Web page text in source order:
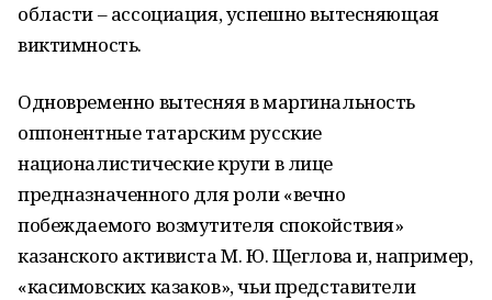
области – ассоциация, успешно вытесняющая
виктимность.
Одновременно вытесняя в маргинальность
оппонентные татарским русские
националистические круги в лице
предназначенного для роли «вечно
побеждаемого возмутителя спокойствия»
казанского активиста М. Ю. Щеглова и, например,
«касимовских казаков», чьи представители